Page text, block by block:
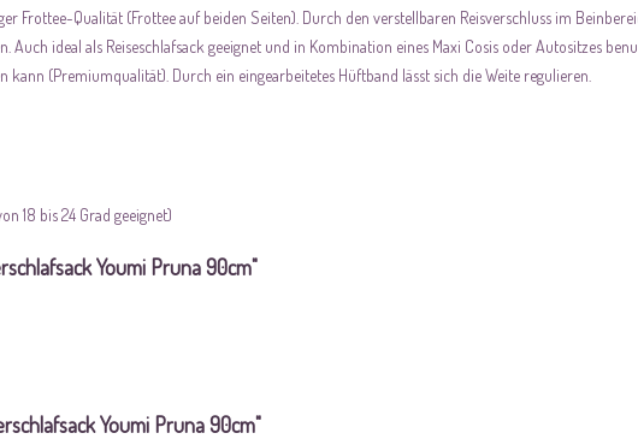
Frottee-Qualität (Frottee auf beiden Seiten). Durch den verstellbaren Reisverschluss im
ideal als Reiseschlafsack geeignet und in Kombination eines Maxi Cosis oder Autositzes
kann (Premiumqualität). Durch ein eingearbeitetes Hüftband lässt sich die Weite regulieren.
18 bis 24 Grad geeignet)
Youmi Pruna 90cm"
Youmi Pruna 90cm"